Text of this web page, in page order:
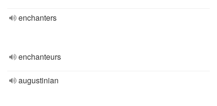
enchanters
enchanteurs
augustinian